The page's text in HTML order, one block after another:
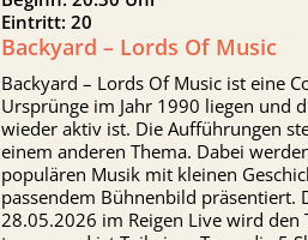
Eintritt: 20
Backyard – Lords Of Music
Backyard – Lords Of Music ist eine
Ursprünge im Jahr 1990 liegen und
wieder aktiv ist. Die Aufführungen
einem anderen Thema. Dabei
populären Musik mit kleinen
passendem Bühnenbild präsentiert.
28.05.2026 im Reigen Live wird den